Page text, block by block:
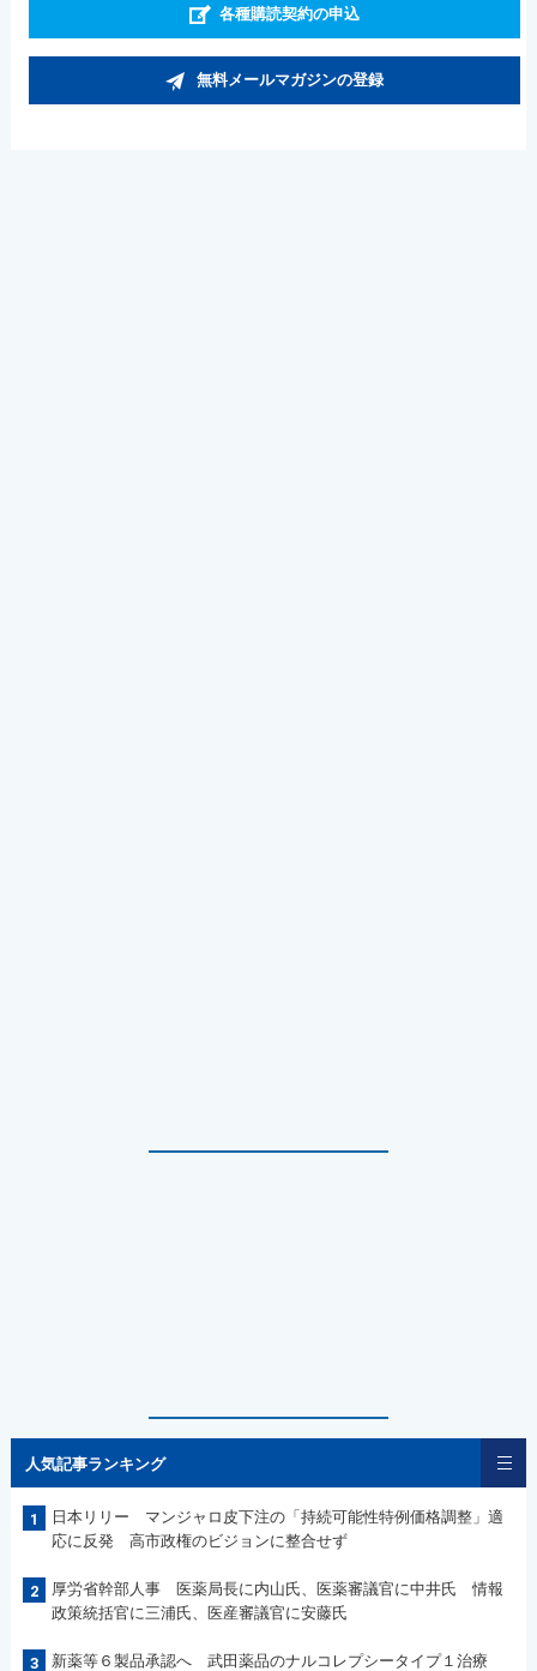
各種購読契約の申込
無料メールマガジンの登録
人気記事ランキング
1
日本リリー マンジャロ皮下注の「持続可能性特例価格調整」適
応に反発 高市政権のビジョンに整合せず
2
厚労省幹部人事 医薬局長に内山氏、医薬審議官に中井氏 情報
政策統括官に三浦氏、医産審議官に安藤氏
3
新薬等６製品承認へ 武田薬品のナルコレプシータイプ１治療